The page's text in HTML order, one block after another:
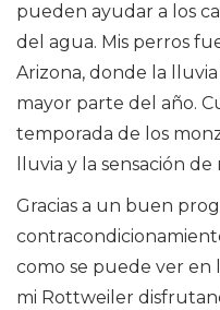
pueden ayudar a los
del agua. Mis perros
Arizona, donde la
mayor parte del año.
temporada de los
lluvia y la sensación de
Gracias a un buen
como se puede ver en
mi Rottweiler